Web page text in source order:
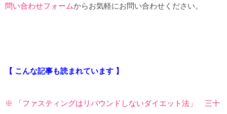
問い合わせフォームからお気軽にお問い合わせください。
【 こんな記事も読まれています 】
※ 「ファスティングはリバウンドしないダイエット法」 三十